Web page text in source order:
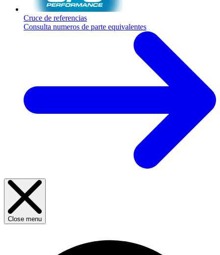
Cruce de referencias
Consulta numeros de parte equivalentes
Close menu